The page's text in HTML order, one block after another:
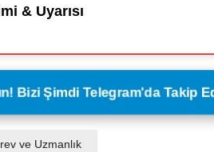
& Uyarısı
Bizi Şimdi Telegram'da Takip
ve Uzmanlık